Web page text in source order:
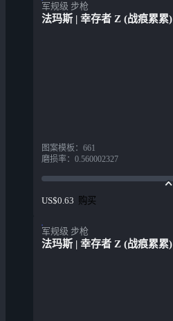
军规级 步枪
法玛斯 | 幸存者 Z (战痕累累)
图案模板 ： 661
磨损率： 0.560002327
US$0.63 购买
军规级 步枪
法玛斯 | 幸存者 Z (战痕累累)